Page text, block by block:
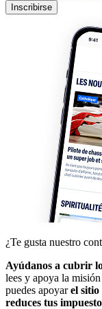
Inscribirse
¿Te gusta nuestro
Ayúdanos a cubrir
lees y apoya la
puedes apoyarel
reduces tus